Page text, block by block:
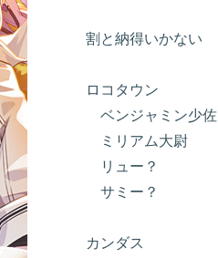
割と納得いかない
ロコタウン
ベンジャミン少佐
ミリアム大尉
リュー？
サミー？
カンダス